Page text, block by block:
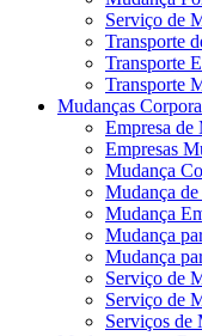
Serviço de
Transporte
Transporte
Transporte
Mudanças
Empresa de
Empresas
Mudança
Mudança
Mudança
Mudança
Mudança
Serviço de
Serviço de
Serviços de